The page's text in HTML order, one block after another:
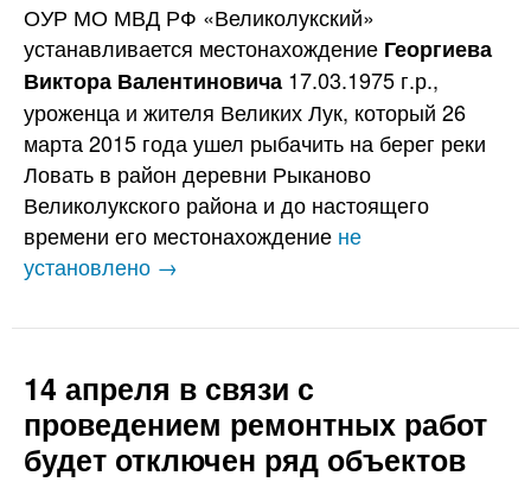
ОУР МО МВД РФ «Великолукский»
устанавливается местонахождение Георгиева
Виктора Валентиновича 17.03.1975 г.р.,
уроженца и жителя Великих Лук, который 26
марта 2015 года ушел рыбачить на берег реки
Ловать в район деревни Рыканово
Великолукского района и до настоящего
времени его местонахождение не
установлено →
14 апреля в связи с
проведением ремонтных работ
будет отключен ряд объектов